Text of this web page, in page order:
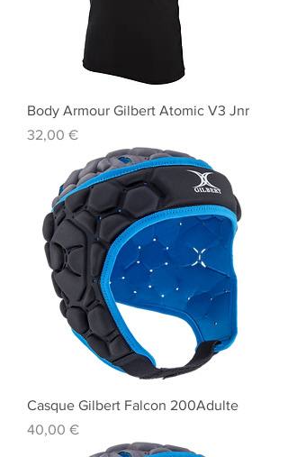
Body Armour Gilbert Atomic V3 Jnr
Prix
32,00 €
Casque Gilbert Falcon 200Adulte
Prix
40,00 €